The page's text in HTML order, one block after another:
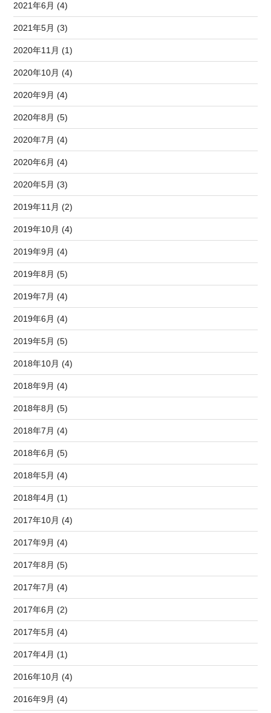
2021年6月 (4)
2021年5月 (3)
2020年11月 (1)
2020年10月 (4)
2020年9月 (4)
2020年8月 (5)
2020年7月 (4)
2020年6月 (4)
2020年5月 (3)
2019年11月 (2)
2019年10月 (4)
2019年9月 (4)
2019年8月 (5)
2019年7月 (4)
2019年6月 (4)
2019年5月 (5)
2018年10月 (4)
2018年9月 (4)
2018年8月 (5)
2018年7月 (4)
2018年6月 (5)
2018年5月 (4)
2018年4月 (1)
2017年10月 (4)
2017年9月 (4)
2017年8月 (5)
2017年7月 (4)
2017年6月 (2)
2017年5月 (4)
2017年4月 (1)
2016年10月 (4)
2016年9月 (4)